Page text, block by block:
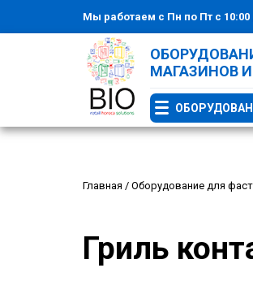
Мы работаем с Пн по Пт с 10:00
МАГАЗИНОВ
Главная / Оборудование для
Гриль